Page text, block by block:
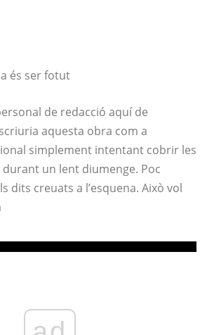
és ser fotut
de redacció aquí de
aquesta obra com a
simplement intentant cobrir les
un lent diumenge. Poc
dits creuats a l’esquena. Això vol